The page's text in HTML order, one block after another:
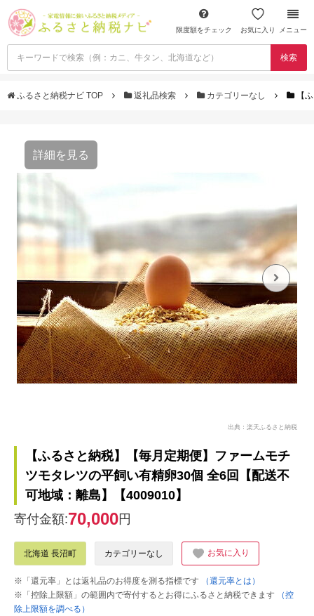
限度額をチェック お気に入り メニュー
検索
ふるさと納税ナビ TOP 返礼品検索 カテゴリーなし 【
詳細を見る
出典：楽天ふるさと納税
【ふるさと納税】【毎月定期便】ファームモチ
ツモタレツの平飼い有精卵30個 全6回【配送不
可地域：離島】【4009010】
寄付金額:70,000円
北海道 長沼町 カテゴリーなし お気に入り
※「還元率」とは返礼品のお得度を測る指標です
（還元率とは）
※「控除上限額」の範囲内で寄付するとお得にふるさと納税できます
（控
除上限額を調べる）